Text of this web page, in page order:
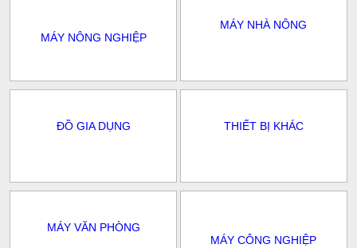
MÁY NÔNG NGHIỆP
MÁY NHÀ NÔNG
ĐỒ GIA DỤNG THIẾT BỊ KHÁC
MÁY VĂN PHÒNG
MÁY CÔNG NGHIỆP